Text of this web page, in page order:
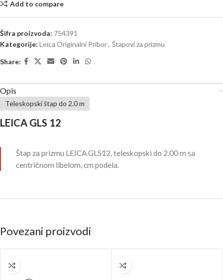
Add to compare
Šifra proizvoda: 754391
Kategorije: Leica Originalni Pribor, Štapovi za prizmu
Share:
Opis
Teleskopski štap do 2.0 m
LEICA GLS 12
Štap za prizmu LEICA GLS12, teleskopski do 2.00 m sa
centričnom libelom, cm podela.
Povezani proizvodi